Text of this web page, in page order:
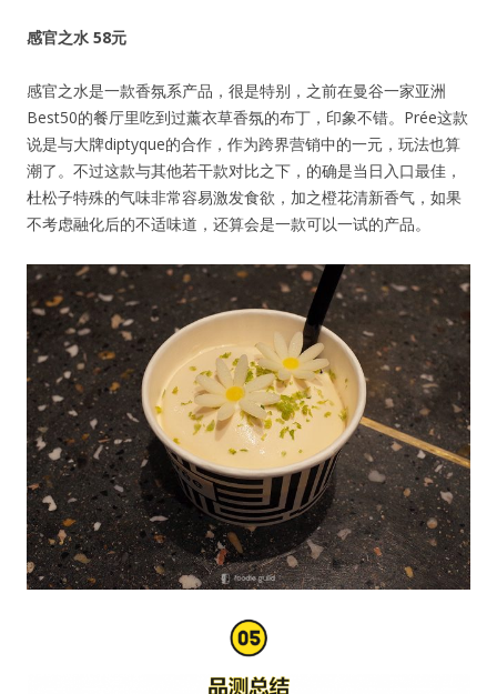
感官之水 58元
感官之水是一款香氛系产品，很是特别，之前在曼谷一家亚洲
Best50的餐厅里吃到过薰衣草香氛的布丁，印象不错。Prée这款
说是与大牌diptyque的合作，作为跨界营销中的一元，玩法也算
潮了。不过这款与其他若干款对比之下，的确是当日入口最佳，
杜松子特殊的气味非常容易激发食欲，加之橙花清新香气，如果
不考虑融化后的不适味道，还算会是一款可以一试的产品。